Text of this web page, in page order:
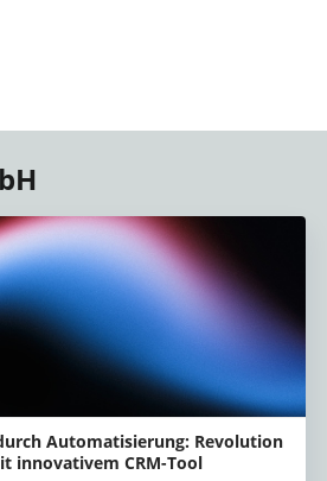
Automatisierung: Revolution
innovativem CRM-Tool